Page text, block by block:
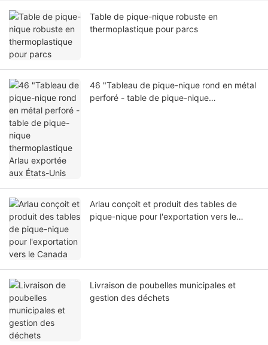
Table de pique-nique robuste en
thermoplastique pour parcs
46 "Tableau de pique-nique rond en métal
perforé - table de pique-nique
Arlau conçoit et produit des tables de
pique-nique pour l'exportation vers le
Livraison de poubelles municipales et
gestion des déchets